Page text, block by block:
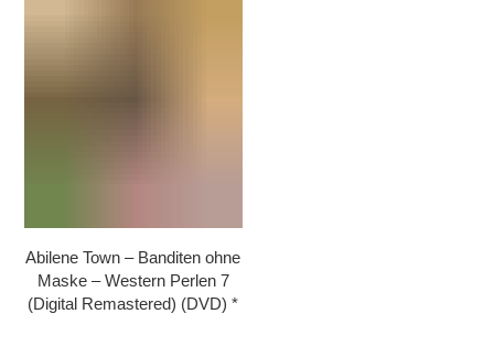
Abilene Town – Banditen ohne
Maske – Western Perlen 7
(Digital Remastered) (DVD)